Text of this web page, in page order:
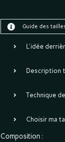
Guide des
L'idée
Description
Technique
Choisir ma
Composition :